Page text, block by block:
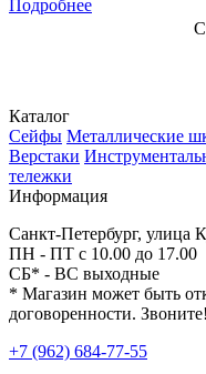
Подробнее
Каталог
Сейфы Металлические
Верстаки
тележки
Информация
Санкт-Петербург, улица
ПН - ПТ с 10.00 до 17.00
СБ* - ВС выходные
* Магазин может быть
договоренности. Звоните!
+7 (962) 684-77-55